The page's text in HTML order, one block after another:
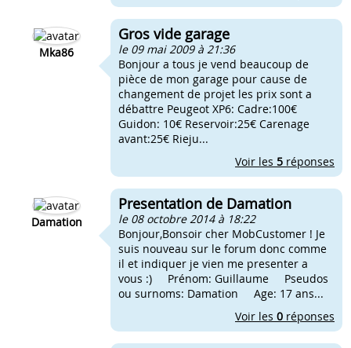
Mka86
Gros vide garage
le 09 mai 2009 à 21:36
Bonjour a tous je vend beaucoup de
pièce de mon garage pour cause de
changement de projet les prix sont a
débattre Peugeot XP6: Cadre:100€
Guidon: 10€ Reservoir:25€ Carenage
avant:25€ Rieju...
Voir les 5 réponses
Damation
Presentation de Damation
le 08 octobre 2014 à 18:22
Bonjour,Bonsoir cher MobCustomer ! Je
suis nouveau sur le forum donc comme
il et indiquer je vien me presenter a
vous :) Prénom: Guillaume Pseudos
ou surnoms: Damation Age: 17 ans...
Voir les 0 réponses